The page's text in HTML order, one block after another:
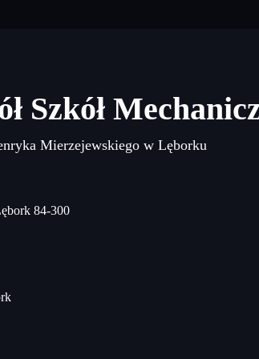
Szkół
Mierzejewskiego w Lęborku
84-300